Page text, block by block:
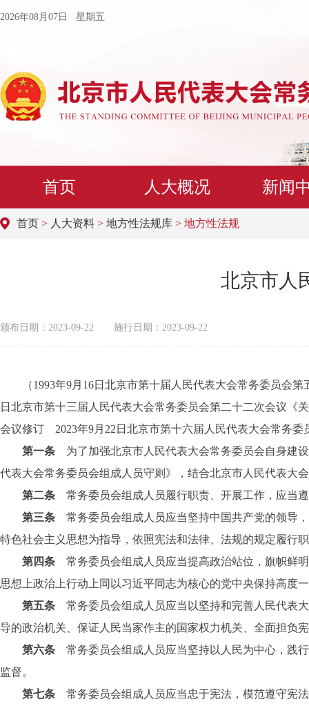
2026年08月07日 星期五
首页 人大概况 新闻
首页 > 人大资料 > 地方性法规库 > 地方性法规
北京市人
颁布日期：2023-09-22 施行日期：2023-09-22
（1993年9月16日北京市第十届人民代表大会常务委员会第
日北京市第十三届人民代表大会常务委员会第二十二次会议
会议修订 2023年9月22日北京市第十六届人民代表大会常务委
第一条 为了加强北京市人民代表大会常务委员会自身建
代表大会常务委员会组成人员守则》，结合北京市人民代表大
第二条 常务委员会组成人员履行职责、开展工作，应当
第三条 常务委员会组成人员应当坚持中国共产党的领导
特色社会主义思想为指导，依照宪法和法律、法规的规定履行
第四条 常务委员会组成人员应当提高政治站位，旗帜鲜
思想上政治上行动上同以习近平同志为核心的党中央保持高度
第五条 常务委员会组成人员应当以坚持和完善人民代表
导的政治机关、保证人民当家作主的国家权力机关、全面担负
第六条 常务委员会组成人员应当坚持以人民为中心，践
监督。
第七条 常务委员会组成人员应当忠于宪法，模范遵守宪